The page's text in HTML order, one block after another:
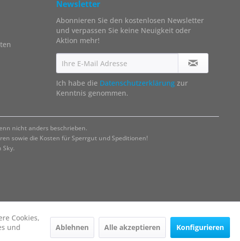
Newsletter
Abonnieren Sie den kostenlosen Newsletter
und verpassen Sie keine Neuigkeit oder
Aktion mehr!
Ich habe die Datenschutzerklärung zur
Kenntnis genommen.
nicht anders beschrieben.
sowie die Kosten für Sperrgut und Speditionen!
Sky.
Cookies,
und
Ablehnen Alle akzeptieren Konfigurieren